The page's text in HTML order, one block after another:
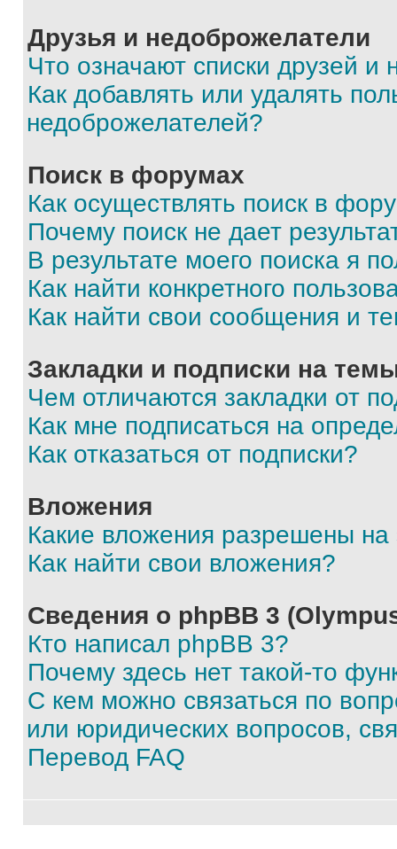
Друзья и недоброжелатели
Что означают списки друзей и
Как добавлять или удалять
недоброжелателей?
Поиск в форумах
Как осуществлять поиск в
Почему поиск не дает
В результате моего поиска я
Как найти конкретного
Как найти свои сообщения и
Закладки и подписки на
Чем отличаются закладки от
Как мне подписаться на
Как отказаться от подписки?
Вложения
Какие вложения разрешены
Как найти свои вложения?
Сведения о phpBB 3
Кто написал phpBB 3?
Почему здесь нет такой-то
С кем можно связаться по
или юридических вопросов,
Перевод FAQ